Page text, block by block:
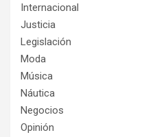
Internacional
Justicia
Legislación
Moda
Música
Náutica
Negocios
Opinión